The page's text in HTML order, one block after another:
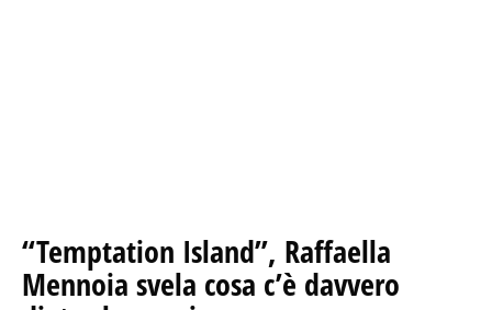
“Temptation Island”, Raffaella
Mennoia svela cosa c’è davvero